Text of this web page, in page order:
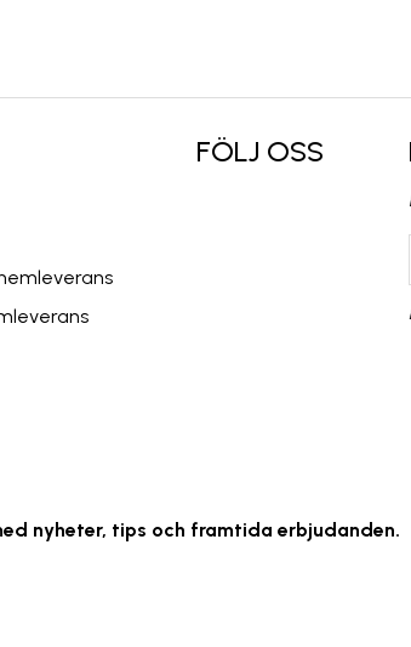
FÖLJ OSS
nyheter, tips och framtida erbjudanden.